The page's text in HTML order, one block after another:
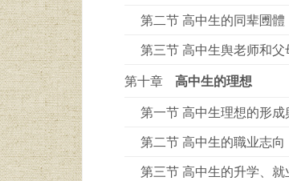
第二节 高中生的同辈圑體
第三节 高中生舆老师和
第十章
高中生的理想
第一节 高中生理想的形成
第二节 高中生的職业志向
第三节 高中生的升学、就